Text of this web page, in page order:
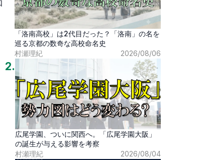
「洛南高校」は2代目だった？「洛南」の名を
巡る京都の数奇な高校命名史
村瀬理紀
2026/08/06
2.
広尾学園、ついに関西へ。「広尾学園大阪」
の誕生が与える影響を考察
村瀬理紀
2026/08/04